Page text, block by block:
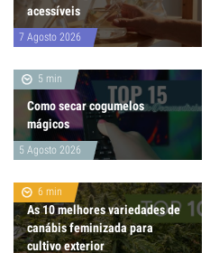
acessíveis
7 Agosto 2026
5 min
Como secar cogumelos
mágicos
5 Agosto 2026
6 min
As 10 melhores variedades de
canábis feminizada para
cultivo exterior